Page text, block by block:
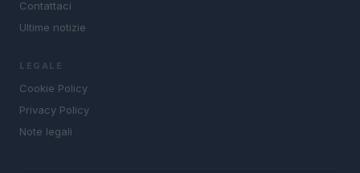
Contattaci
Ultime notizie
LEGALE
Cookie Policy
Privacy Policy
Note legali